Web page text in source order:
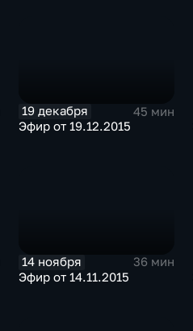
19 декабря
45 мин
Эфир от 19.12.2015
14 ноября
36 мин
Эфир от 14.11.2015